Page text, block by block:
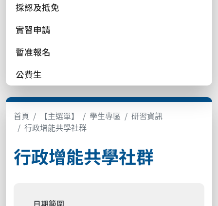
採認及抵免
實習申請
暫准報名
公費生
首頁 【主選單】 學生專區
研習資訊
行政增能共學社群
行政增能共學社群
日期範圍